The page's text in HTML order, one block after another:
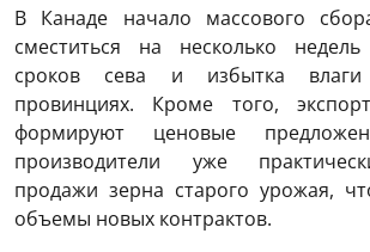
В Канаде начало массового
сместиться на несколько
сроков сева и избытка
провинциях. Кроме того,
формируют ценовые
производители уже
продажи зерна старого урожая,
объемы новых контрактов.